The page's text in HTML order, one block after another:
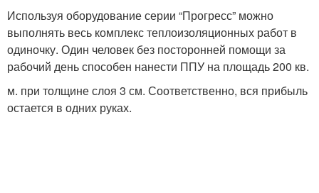
Используя оборудование серии “Прогресс” можно
выполнять весь комплекс теплоизоляционных работ в
одиночку. Один человек без посторонней помощи за
рабочий день способен нанести ППУ на площадь 200 кв.
м. при толщине слоя 3 см. Соответственно, вся прибыль
остается в одних руках.